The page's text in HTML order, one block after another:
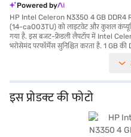
Powered by
HP Intel Celeron N3350 4 GB DDR4
(14-ca003TU) को लाइटवेट और कुशल
गया है. इस बजट-फ्रेंडली लैपटॉप में Intel
भरोसेमंद परफॉर्मेंस सुनिश्चित करता है. 1 GB
करती है. इसकी 14-इंच स्क्रीन आरामदायक
जिससे आप कहीं भी इसे आसानी से अपने साथ ले
यूज़र अनुभव प्रदान करता है, जो मुख्य रूप से वेब-
के लिए परफेक्ट है. यह लैपटॉप छात्रों, यात्रियों
डिवाइस की आवश्यकता वाले किसी भी व्यक्ति
पोर्टेबिलिटी का कॉम्बिनेशन इसे एक
फाइनेंस पर विकल्पों के बारे में जानें या पार्टनर
इस प्रोडक्ट की फोटो